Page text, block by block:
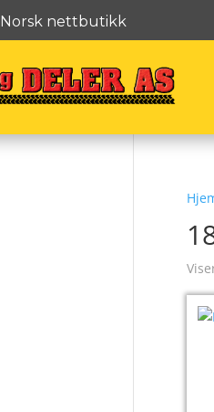
Norsk nettbutikk